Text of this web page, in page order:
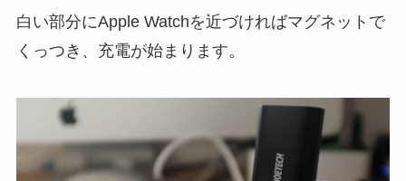
白い部分にApple Watchを近づければマグネットで
くっつき、充電が始まります。